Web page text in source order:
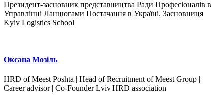
Президент-засновник представництва Ради Професіоналів в
Управлінні Ланцюгами Постачання в Україні. Засновниця
Kyiv Logistics School
Оксана Мозіль
HRD of Meest Poshta | Head of Recruitment of Meest Group |
Career advisor | Co-Founder Lviv HRD association